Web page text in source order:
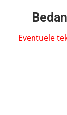
Eventuele